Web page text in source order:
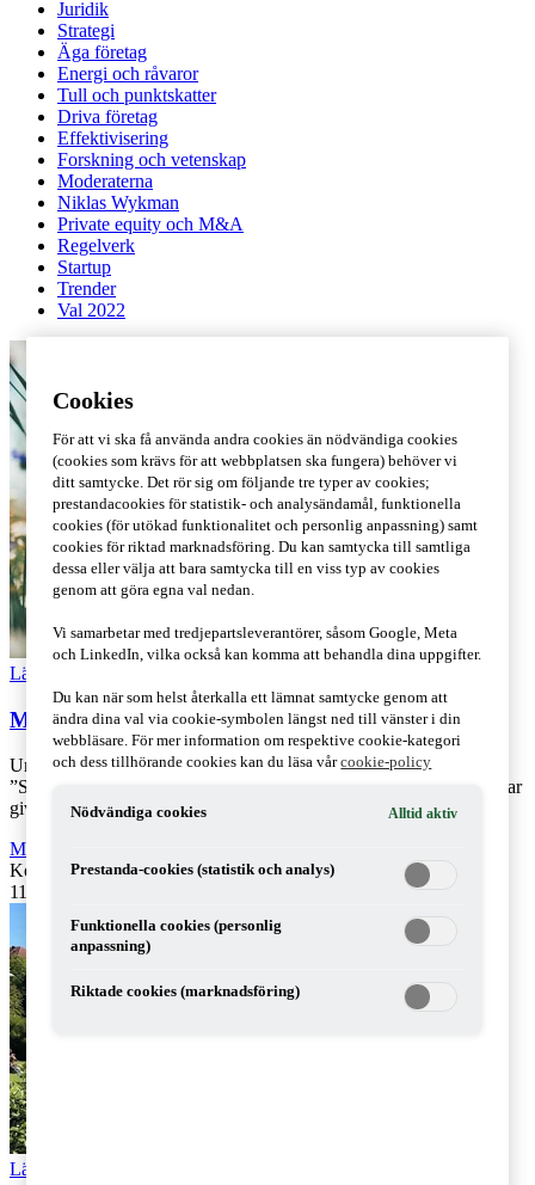
Juridik
Strategi
Äga företag
Energi och råvaror
Tull och punktskatter
Driva företag
Effektivisering
Forskning och vetenskap
Moderaterna
Niklas Wykman
Private equity och M&A
Regelverk
Startup
Trender
Val 2022
Läs Artikeln
Mikael Carlén önskar trevlig sommar!
Under våren har Tax matters bland annat bjudit på intervjuserien
”Skattekartan 2019”, där representanter för de politiska partierna har
givit sin syn [...]
Moms, tull och punktskatter
Kontakta:PwC
11 juli 2019
Läs Artikeln
Cookies
För att vi ska få använda andra cookies än nödvändiga cookies
(cookies som krävs för att webbplatsen ska fungera) behöver vi
ditt samtycke. Det rör sig om följande tre typer av cookies;
prestandacookies för statistik- och analysändamål, funktionella
cookies (för utökad funktionalitet och personlig anpassning) samt
cookies för riktad marknadsföring. Du kan samtycka till samtliga
dessa eller välja att bara samtycka till en viss typ av cookies
genom att göra egna val nedan.
Vi samarbetar med tredjepartsleverantörer, såsom Google, Meta
och LinkedIn, vilka också kan komma att behandla dina uppgifter.
Du kan när som helst återkalla ett lämnat samtycke genom att
ändra dina val via cookie-symbolen längst ned till vänster i din
webbläsare. För mer information om respektive cookie-kategori
och dess tillhörande cookies kan du läsa vårcookie-policy
Nödvändiga cookies Alltid aktiv
Prestanda-cookies (statistik och analys)
Funktionella cookies (personlig
anpassning)
Riktade cookies (marknadsföring)